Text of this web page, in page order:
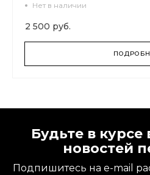
Нет в наличии
2 500 руб.
Будьте в курсе
новостей
Подпишитесь на e-mail